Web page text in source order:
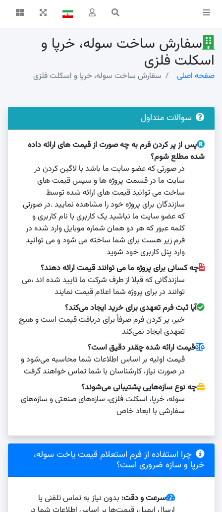
سفارش ساخت سوله، خرپا و
اسکلت فلزی
صفحه اصلی سفارش ساخت سوله، خرپا و اسکلت فلزی
سوالات متداول
پس از پر کردن فرم به چه صورت از قیمت های ارائه داده
شده مطلع شوم؟
در صورتی که عضو سایت ما باشد با لاگین کردن در
سایت ما در قسمت پروژه ها و سپس قیمت های
ساخت می توانید قیمت های ارائه شده توسط
سازندگان برای پروژه خود را مشاهده نمایید .در صورتی
که عضو سایت ما نباشید یک کاربری با نام کاربری و
کلمه عبور که هر دو همان شماره موبایل وارد شده در
فرم زیر هست برای شما ساخته می شود و می توانید
وارد پنل کاربری خود شوید
چه کسانی برای پروژه ما می توانند قیمت ارائه دهند؟
سازندگانی که قبلا از طرف شرکت ما تایید شده اند ،می
توانند در برای پروژه شما اعلام قیمت نمایند
آیا ثبت فرم تعهدی برای خرید ایجاد می‌کند؟
خیر، پر کردن فرم صرفاً برای دریافت قیمت است و هیچ
تعهدی ایجاد نمی‌کند
قیمت ارائه شده چقدر دقیق است؟
قیمت اولیه بر اساس اطلاعات شما محاسبه می‌شود و
در صورت نیاز، کارشناسان با شما تماس خواهند گرفت
چه نوع سازه‌هایی پشتیبانی می‌شوند؟
سوله، خرپا، اسکلت فلزی، سازه‌های صنعتی و سازه‌های
سفارشی با ابعاد خاص
چرا استفاده از فرم استعلام قیمت یاخت سوله،
خرپا و سازه ضروری است؟
سرعت و دقت: بدون نیاز به تماس تلفنی یا